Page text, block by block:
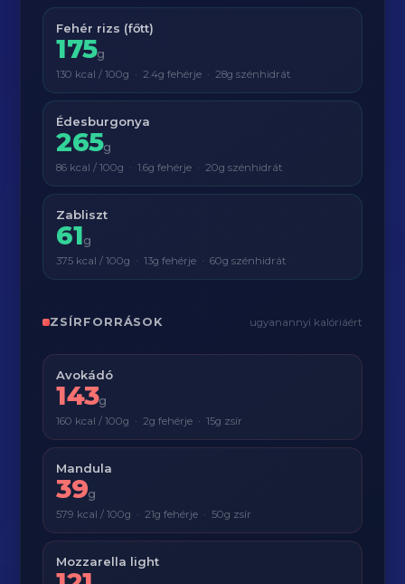
Fehér rizs (főtt)
175g
130 kcal / 100g · 2.4g fehérje · 28g szénhidrát
Édesburgonya
265g
86 kcal / 100g · 1.6g fehérje · 20g szénhidrát
Zabliszt
61g
375 kcal / 100g · 13g fehérje · 60g szénhidrát
ZSÍRFORRÁSOK ugyanannyi kalóriáért
Avokádó
143g
160 kcal / 100g · 2g fehérje · 15g zsír
Mandula
39g
579 kcal / 100g · 21g fehérje · 50g zsír
Mozzarella light